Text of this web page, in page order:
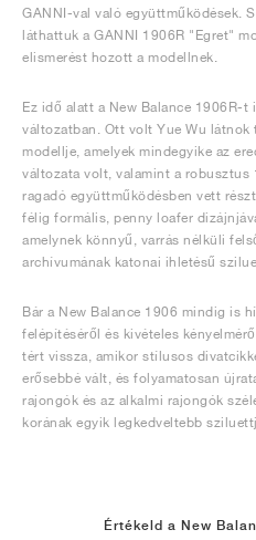
GANNI-val való együttműködések.
láthattuk a GANNI 1906R "Egret"
elismerést hozott a modellnek.
Ez idő alatt a New Balance 1906R-
változatban. Ott volt Yue Wu látnok
modellje, amelyek mindegyike az
változata volt, valamint a robusztus
ragadó együttműködésben vett
félig formális, penny loafer
amelynek könnyű, varrás nélküli
archívumának katonai ihletésű
Bár a New Balance 1906 mindig is
felépítéséről és kivételes
tért vissza, amikor stílusos
erősebbé vált, és folyamatosan
rajongók és az alkalmi rajongók
korának egyik legkedveltebb
Értékeld a New